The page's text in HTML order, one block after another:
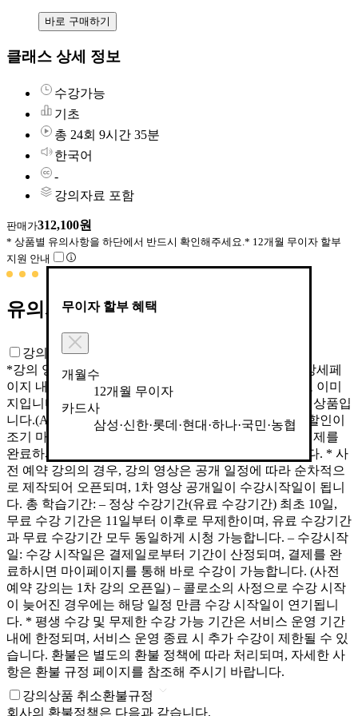
바로 구매하기
클래스 상세 정보
수강가능
기초
총 24회 9시간 35분
한국어
-
강의자료 포함
판매가312,100원
* 상품별 유의사항을 하단에서 반드시 확인해주세요.* 12개월 무이자 할부
지원 안내
무이자 할부 혜택
개월수
12개월 무이자
카드사
삼성·신한·롯데·현대·하나·국민·농협
무이자 할부 혜택
개월수
12개월 무이자
카드사
삼성·신한·롯데·현대·하나·국민·농협
유의사항
강의 학습규정
*강의 영상 공개일은 예고 없이 변경될 수 있습니다. *상세페
이지 내 일부 이미지는 수강생의 이해를 돕기 위한 참고 이미
지입니다. * 본 상품은 동영상 형태의 강의를 수강 하는 상품입
니다.(ASSET상품 제외) * 상황에 따라 사전 공지 없이 할인이
조기 마감되거나 연장될 수 있습니다. * 수강 신청 및 결제를
완료하시면, 마이페이지를 통해 바로 수강이 가능합니다. * 사
전 예약 강의의 경우, 강의 영상은 공개 일정에 따라 순차적으
로 제작되어 오픈되며, 1차 영상 공개일이 수강시작일이 됩니
다. 총 학습기간: – 정상 수강기간(유료 수강기간) 최초 10일,
무료 수강 기간은 11일부터 이후로 무제한이며, 유료 수강기간
과 무료 수강기간 모두 동일하게 시청 가능합니다. – 수강시작
일: 수강 시작일은 결제일로부터 기간이 산정되며, 결제를 완
료하시면 마이페이지를 통해 바로 수강이 가능합니다. (사전
예약 강의는 1차 강의 오픈일) – 콜로소의 사정으로 수강 시작
이 늦어진 경우에는 해당 일정 만큼 수강 시작일이 연기됩니
다. * 평생 수강 및 무제한 수강 가능 기간은 서비스 운영 기간
내에 한정되며, 서비스 운영 종료 시 추가 수강이 제한될 수 있
습니다. 환불은 별도의 환불 정책에 따라 처리되며, 자세한 사
항은 환불 규정 페이지를 참조해 주시기 바랍니다.
강의상품 취소환불규정
회사의 환불정책은 다음과 같습니다.